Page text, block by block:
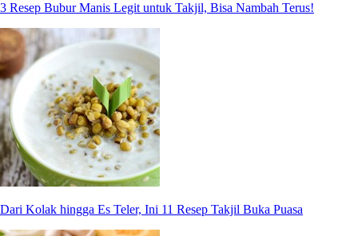
3 Resep Bubur Manis Legit untuk Takjil, Bisa Nambah Terus!
Dari Kolak hingga Es Teler, Ini 11 Resep Takjil Buka Puasa